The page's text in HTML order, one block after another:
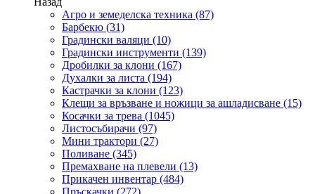
Агро и земеделска техника (87)
Барбекю (31)
Градински валяци (10)
Градински инструменти (139)
Дробилки за клони (167)
Духалки за листа (194)
Кастрачки за клони (123)
Клещи за връзване и ножици за ашладисване (15)
Косачки за трева (1045)
Листосъбирачи (97)
Мини трактори (27)
Поливане (345)
Премахване на плевели (13)
Прикачен инвентар (484)
Пръскачки (272)